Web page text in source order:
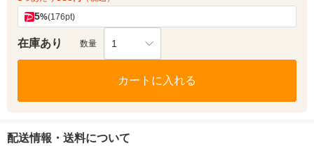
5%(176pt)
在庫あり 数量 1
カートに入れる
配送情報・送料について